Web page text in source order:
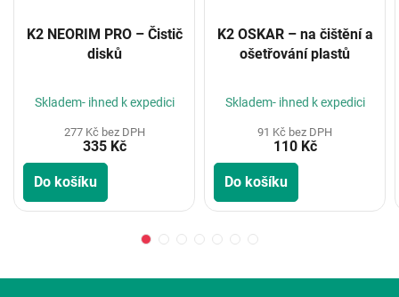
K2 NEORIM PRO – Čistič
disků
Skladem- ihned k expedici
277 Kč bez DPH
335 Kč
Do košíku
K2 OSKAR – na čištění a
ošetřování plastů
Skladem- ihned k expedici
91 Kč bez DPH
110 Kč
Do košíku